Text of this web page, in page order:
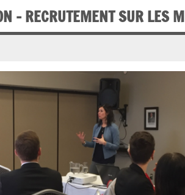
– RECRUTEMENT SUR LES